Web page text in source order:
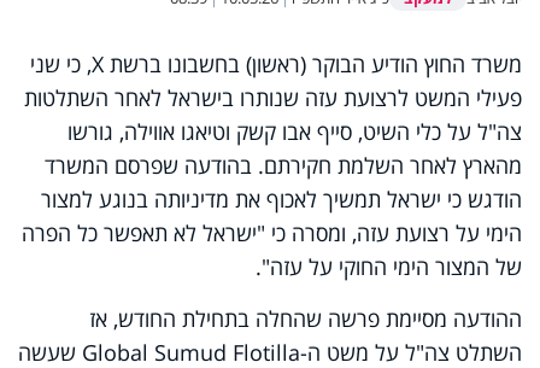
משרד החוץ הודיע הבוקר (ראשון) בחשבונו ברשת X, כי שני
פעילי המשט לרצועת עזה שנותרו בישראל לאחר השתלטות
צה"ל על כלי השיט, סייף אבו קשק וטיאגו אווילה, גורשו
מהארץ לאחר השלמת חקירתם. בהודעה שפרסם המשרד
הודגש כי ישראל תמשיך לאכוף את מדיניותה בנוגע למצור
הימי על רצועת עזה, ומסרה כי "ישראל לא תאפשר כל הפרה
של המצור הימי החוקי על עזה".
ההודעה מסיימת פרשה שהחלה בתחילת החודש, אז
השתלט צה"ל על משט ה-Global Sumud Flotilla שעשה